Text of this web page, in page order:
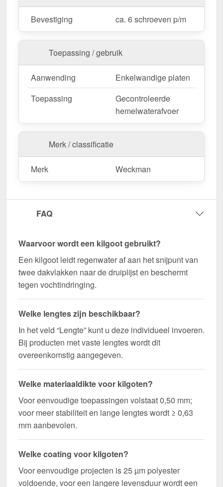
Op maat gemaakt & efficiënte montage
Uw kilgoten zijn verkrijgbaar invaste lengtesen
worden niet gezaagd. Delengte is 2,00 m
de afwerking optimaal kunt aanpassen aan uw
dakoppervlak.
Als er ter plaatse aanpassingen nodig zijn, kan de
metalen plaat gemakkelijk worden ingekort door
Bestel nu Kilgoot | 49 cm x 49 cm x 2,00 m
bestellen – Op maat gemaakt voor uw project &
Duurzaam, weerbestendig, op maat gemaakt - bestel
Bevestiging ca. 6 schroeven p/m
Toepassing / gebruik
Aanwending
Enkelwandige platen
Toepassing
Gecontroleerde
hemelwaterafvoer
Merk / classificatie
Merk Weckman
FAQ
Waarvoor wordt een kilgoot gebruikt?
Een kilgoot leidt regenwater af aan het snijpunt van
twee dakvlakken naar de druiplijst en beschermt
tegen vochtindringing.
Welke lengtes zijn beschikbaar?
In het veld “Lengte” kunt u deze individueel invoeren.
Bij producten met vaste lengtes wordt dit
overeenkomstig aangegeven.
Welke materiaaldikte voor kilgoten?
Voor eenvoudige toepassingen volstaat 0,50 mm;
voor meer stabiliteit en lange lengtes wordt ≥ 0,63
mm aanbevolen.
Welke coating voor kilgoten?
Voor eenvoudige projecten is 25 µm polyester
voldoende, voor een langere levensduur wordt een